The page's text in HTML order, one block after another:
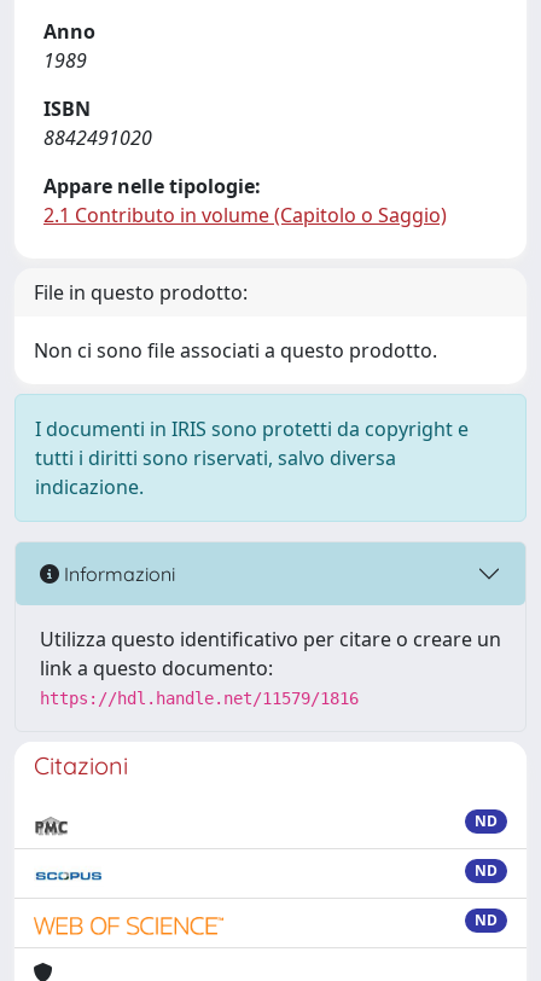
Anno
1989
ISBN
8842491020
Appare nelle tipologie:
2.1 Contributo in volume (Capitolo o Saggio)
File in questo prodotto:
Non ci sono file associati a questo prodotto.
I documenti in IRIS sono protetti da copyright e
tutti i diritti sono riservati, salvo diversa
indicazione.
Informazioni
Utilizza questo identificativo per citare o creare un
link a questo documento:
https://hdl.handle.net/11579/1816
Citazioni
ND
ND
ND